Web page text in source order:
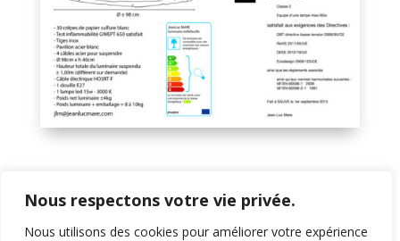
Nous respectons votre vie privée.
Nous utilisons des cookies pour améliorer votre expérience